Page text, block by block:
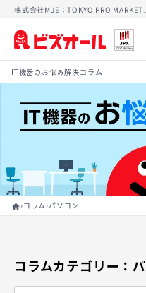
株式会社MJE：TOKYO PRO
IT機器のお悩み解決コラム
home›コラム›パソコン
コラムカテゴリー：